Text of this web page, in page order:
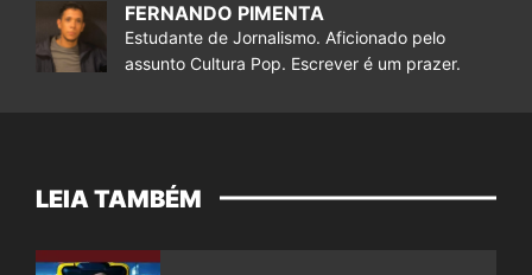
FERNANDO PIMENTA
Estudante de Jornalismo. Aficionado pelo
assunto Cultura Pop. Escrever é um prazer.
LEIA TAMBÉM